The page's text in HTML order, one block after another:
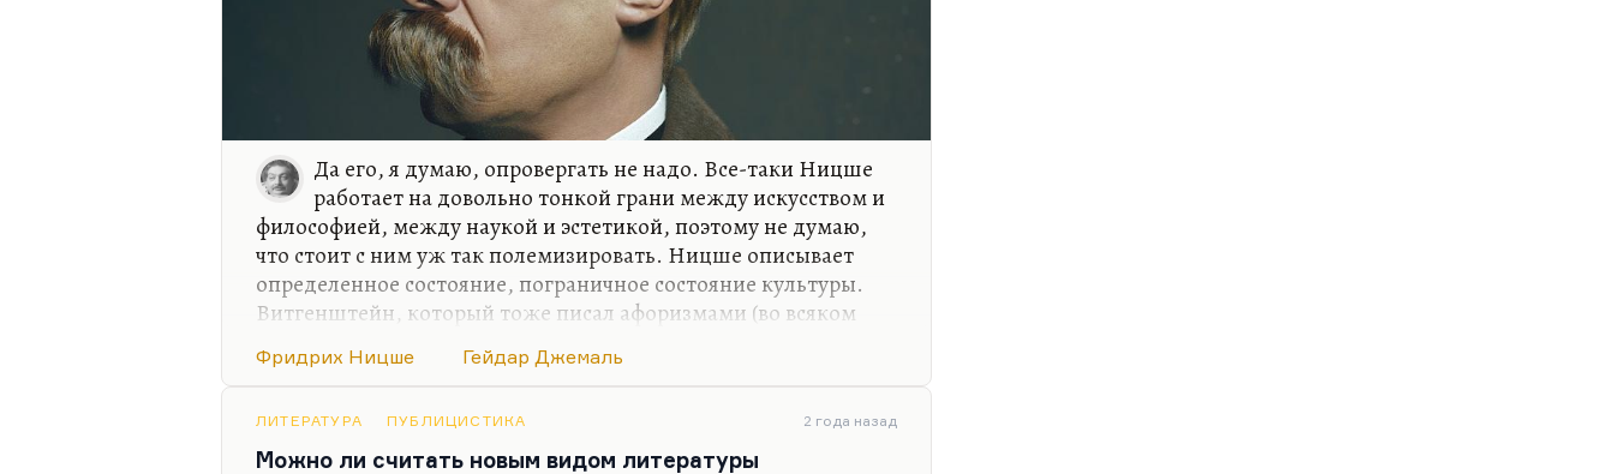
Да его, я думаю, опровергать не надо. Все-таки Ницше
работает на довольно тонкой грани между искусством и
философией, между наукой и эстетикой, поэтому не думаю,
что стоит с ним уж так полемизировать. Ницше описывает
определенное состояние, пограничное состояние культуры.
Витгенштейн, который тоже писал афоризмами (во всяком
честно предупредил:«Эта книга понятна будет тому, кто уже
с такой позицией. В принципе, это можно было написать на
всех книжных обложках.
Фридрих Ницше Гейдар Джемаль
ЛИТЕРАТУРА ПУБЛИЦИСТИКА 2 года назад
Можно ли считать новым видом литературы